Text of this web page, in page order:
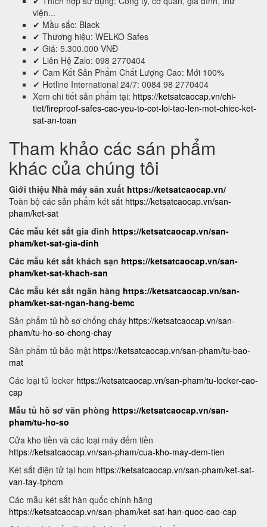
viện...
✔ Mầu sắc: Black
✔ Thương hiệu: WELKO Safes
✔ Giá: 5.300.000 VNĐ
✔ Liên Hệ Zalo: 098 2770404
✔ Cam Kết Sản Phẩm Chất Lượng Cao: Mới 100%
✔ Hotline International 24/7: 0084 98 2770404
Xem chi tiết sản phẩm tại: https://ketsatcaocap.vn/chi-
tiet/fireproof-safes-cac-yeu-to-cot-loi-tao-len-mot-chiec-ket-
sat-an-toan
Tham khảo các sán phẩm
khác của chúng tôi
Giới thiệu Nhà máy sản xuất https://ketsatcaocap.vn/
Toàn bộ các sản phẩm két sắt https://ketsatcaocap.vn/san-
pham/ket-sat
Các mẫu két sắt gia đình https://ketsatcaocap.vn/san-
pham/ket-sat-gia-dinh
Các mẫu két sắt khách sạn https://ketsatcaocap.vn/san-
pham/ket-sat-khach-san
Các mẫu két sắt ngân hàng https://ketsatcaocap.vn/san-
pham/ket-sat-ngan-hang-bemc
Sản phẩm tủ hồ sơ chống cháy https://ketsatcaocap.vn/san-
pham/tu-ho-so-chong-chay
Sản phẩm tủ bảo mật https://ketsatcaocap.vn/san-pham/tu-bao-
mat
Các loại tủ locker https://ketsatcaocap.vn/san-pham/tu-locker-cao-
cap
Mẫu tủ hồ sơ văn phòng https://ketsatcaocap.vn/san-
pham/tu-ho-so
Cửa kho tiền và các loại máy đếm tiền
https://ketsatcaocap.vn/san-pham/cua-kho-may-dem-tien
Két sắt điện tử tại hcm https://ketsatcaocap.vn/san-pham/ket-sat-
van-tay-tphcm
Các mẫu két sắt hàn quốc chính hãng
https://ketsatcaocap.vn/san-pham/ket-sat-han-quoc-cao-cap